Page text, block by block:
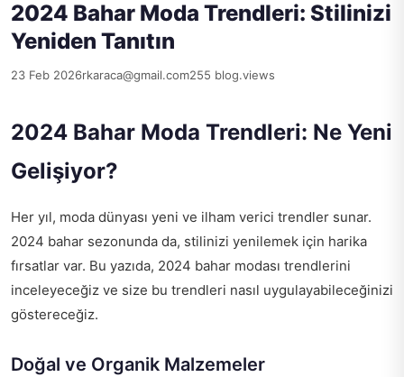
2024 Bahar Moda Trendleri: Stilinizi
Yeniden Tanıtın
23 Feb 2026rkaraca@gmail.com255 blog.views
2024 Bahar Moda Trendleri: Ne Yeni
Gelişiyor?
Her yıl, moda dünyası yeni ve ilham verici trendler sunar.
2024 bahar sezonunda da, stilinizi yenilemek için harika
fırsatlar var. Bu yazıda, 2024 bahar modası trendlerini
inceleyeceğiz ve size bu trendleri nasıl uygulayabileceğinizi
göstereceğiz.
Doğal ve Organik Malzemeler